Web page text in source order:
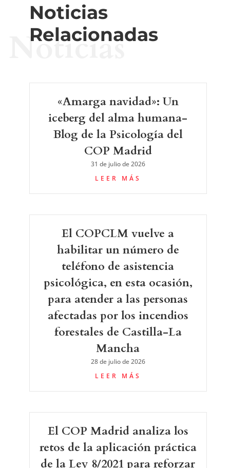
Noticias
Relacionadas
Noticias
«Amarga navidad»: Un
iceberg del alma humana-
Blog de la Psicología del
COP Madrid
31 de julio de 2026
LEER MÁS
El COPCLM vuelve a
habilitar un número de
teléfono de asistencia
psicológica, en esta ocasión,
para atender a las personas
afectadas por los incendios
forestales de Castilla-La
Mancha
28 de julio de 2026
LEER MÁS
El COP Madrid analiza los
retos de la aplicación práctica
de la Ley 8/2021 para reforzar